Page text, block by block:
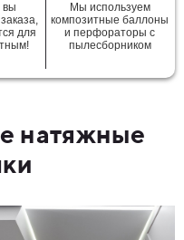
вы
для
Мы используем
композитные баллоны
и перфораторы с
пылесборником
натяжные